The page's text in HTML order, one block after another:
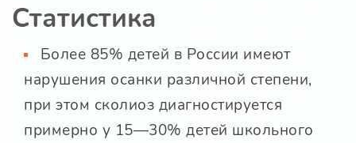
Статистика
Более 85% детей в России имеют
нарушения осанки различной степени,
при этом сколиоз диагностируется
примерно у 15—30% детей школьного